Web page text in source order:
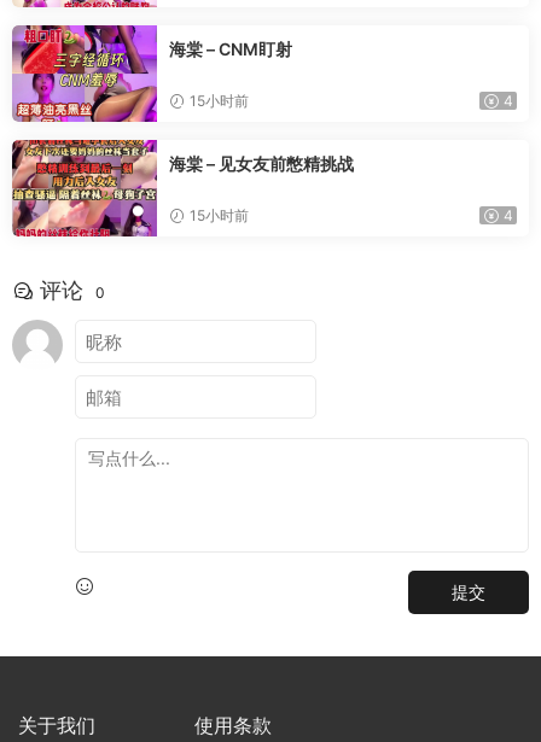
海棠 – CNM盯射
15小时前 4
海棠 – 见女友前憋精挑战
15小时前 4
评论 0
提交
关于我们 使用条款